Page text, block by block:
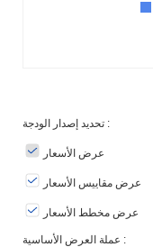
تحديد إصدار الودجة :
عرض الأسعار
عرض مقاييس الأسعار
عرض مخطط الأسعار
عملة العرض الأساسية :